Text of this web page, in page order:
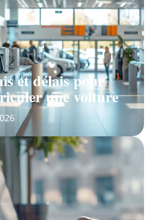
et délais pour
une voiture